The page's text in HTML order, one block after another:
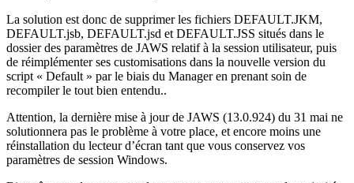
La solution est donc de supprimer les fichiers DEFAULT.JKM,
DEFAULT.jsb, DEFAULT.jsd et DEFAULT.JSS situés dans le
dossier des paramètres de JAWS relatif à la session utilisateur, puis
de réimplémenter ses customisations dans la nouvelle version du
script « Default » par le biais du Manager en prenant soin de
recompiler le tout bien entendu..
Attention, la dernière mise à jour de JAWS (13.0.924) du 31 mai ne
solutionnera pas le problème à votre place, et encore moins une
réinstallation du lecteur d’écran tant que vous conservez vos
paramètres de session Windows.